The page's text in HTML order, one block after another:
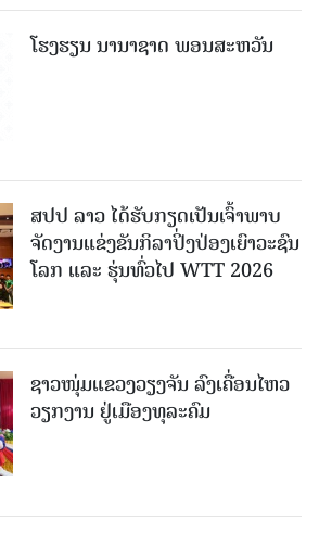
ໂຮງຮຽນ ນານາຊາດ ພອນສະຫວັນ
ສປປ ລາວ ໄດ້ຮັບກຽດເປັນເຈົ້າພາບ
ຈັດງານແຂ່ງຂັນກິລາປິ່ງປ່ອງເຍົາວະຊົນ
ໂລກ ແລະ ຮຸ່ນທົ່ວໄປ WTT 2026
ຊາວໜຸ່ມແຂວງວຽງຈັນ ລົງເຄື່ອນໄຫວ
ວຽກງານ ຢູ່ເມືອງທຸລະຄົມ